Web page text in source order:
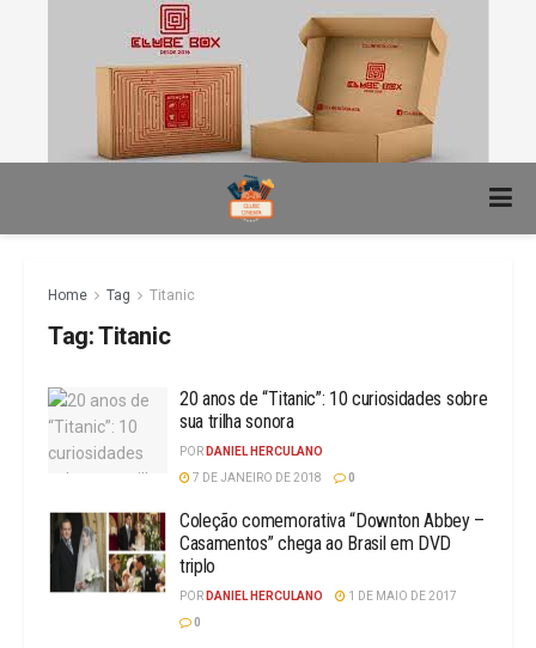
Home Tag Titanic
Tag:Titanic
20 anos de “Titanic”: 10 curiosidades sobre
sua trilha sonora
POR DANIEL HERCULANO
7 DE JANEIRO DE 2018
0
Coleção comemorativa “Downton Abbey –
Casamentos” chega ao Brasil em DVD
triplo
POR DANIEL HERCULANO
1 DE MAIO DE 2017
0